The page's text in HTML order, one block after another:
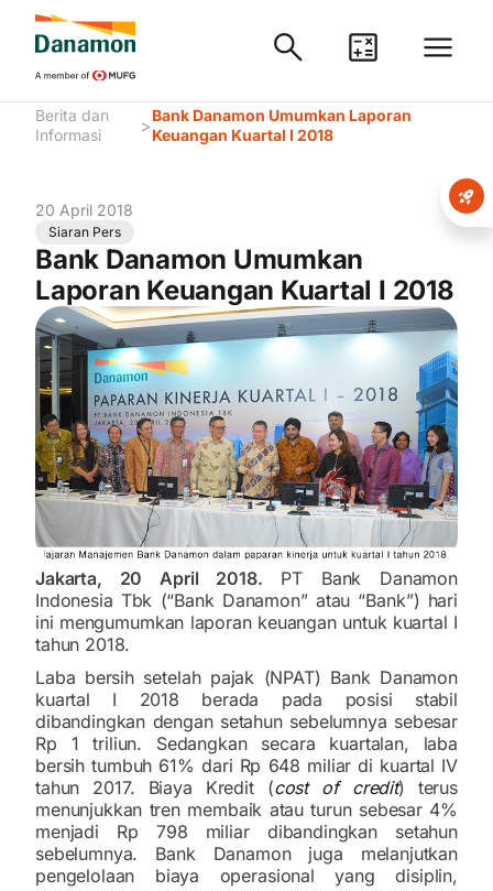
Berita dan
Informasi
>Bank Danamon Umumkan Laporan
Keuangan Kuartal I 2018
20 April 2018
Siaran Pers
Bank Danamon Umumkan
Laporan Keuangan Kuartal I 2018
Jakarta, 20 April 2018. PT Bank Danamon
Indonesia Tbk (“Bank Danamon” atau “Bank”) hari
ini mengumumkan laporan keuangan untuk kuartal I
tahun 2018.
Laba bersih setelah pajak (NPAT) Bank Danamon
kuartal I 2018 berada pada posisi stabil
dibandingkan dengan setahun sebelumnya sebesar
Rp 1 triliun. Sedangkan secara kuartalan, laba
bersih tumbuh 61% dari Rp 648 miliar di kuartal IV
tahun 2017. Biaya Kredit (cost of credit) terus
menunjukkan tren membaik atau turun sebesar 4%
menjadi Rp 798 miliar dibandingkan setahun
sebelumnya. Bank Danamon juga melanjutkan
pengelolaan biaya operasional yang disiplin,